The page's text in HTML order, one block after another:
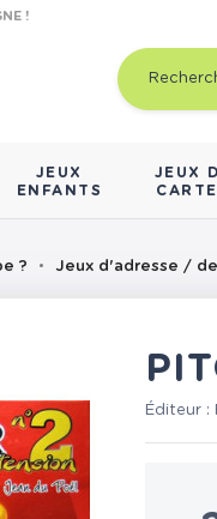
!
JEUX
ENFANTS
JEUX
? Jeux d'adresse /
Éditeur :